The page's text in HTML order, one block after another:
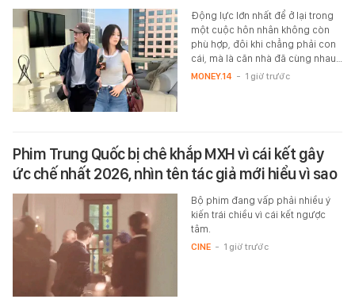
Động lực lớn nhất để ở lại trong
một cuộc hôn nhân không còn
phù hợp, đôi khi chẳng phải con
cái, mà là căn nhà đã cùng nhau…
MONEY.14 - 1 giờ trước
Phim Trung Quốc bị chê khắp MXH vì cái kết gây
ức chế nhất 2026, nhìn tên tác giả mới hiểu vì sao
Bộ phim đang vấp phải nhiều ý
kiến trái chiều vì cái kết ngược
tâm.
CINE - 1 giờ trước